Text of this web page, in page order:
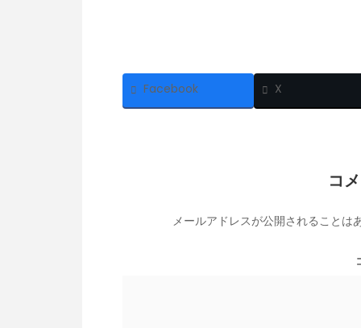
Facebook X
コ
メールアドレスが公開されることは